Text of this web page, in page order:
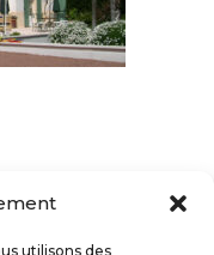
utilisons des